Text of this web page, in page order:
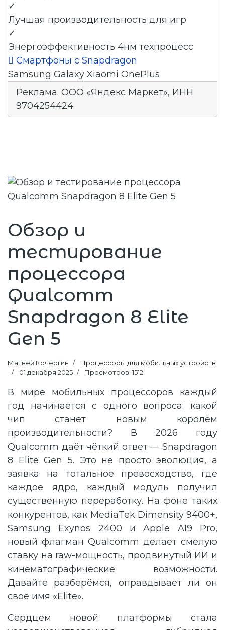
✓
Лучшая производительность для игр
✓
Энергоэффективность 4нм техпроцесс
 Смартфоны с Snapdragon
Samsung Galaxy Xiaomi OnePlus
Реклама. ООО «Яндекс Маркет», ИНН
9704254424
Обзор и
тестирование
процессора
Qualcomm
Snapdragon 8 Elite
Gen 5
Матвей Кочергин
Процессоры для мобильных устройств
01 декабря 2025
Просмотров: 1512
В мире мобильных процессоров каждый
год начинается с одного вопроса: какой
чип станет новым королём
производительности? В 2026 году
Qualcomm даёт чёткий ответ — Snapdragon
8 Elite Gen 5. Это не просто эволюция, а
заявка на тотальное превосходство, где
каждое ядро, каждый модуль получил
существенную переработку. На фоне таких
конкурентов, как MediaTek Dimensity 9400+,
Samsung Exynos 2400 и Apple A19 Pro,
новый флагман Qualcomm делает смелую
ставку на raw-мощность, продвинутый ИИ и
кинематографические возможности.
Давайте разберёмся, оправдывает ли он
своё имя «Elite».
Сердцем новой платформы стала